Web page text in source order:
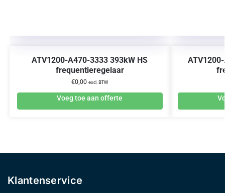
ATV1200-A470-3333 393kW HS
frequentieregelaar
€0,00 excl. BTW
Voeg toe aan offerte
Klantenservice